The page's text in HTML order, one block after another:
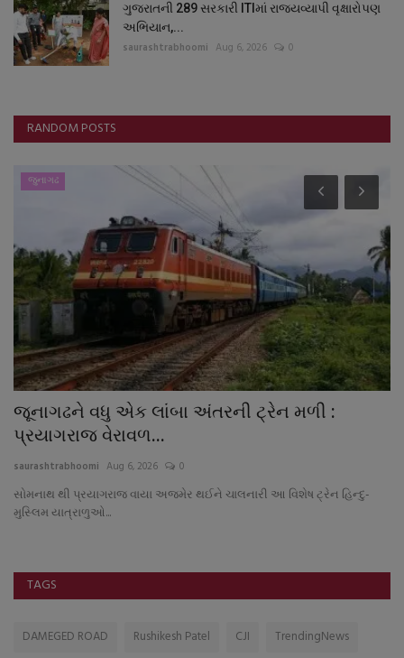
ગુજરાતની 289 સરકારી ITIમાં રાજ્યવ્યાપી વૃક્ષારોપણ
અભિયાન,...
saurashtrabhoomi Aug 6, 2026 0
RANDOM POSTS
જુનાગઢ
જૂનાગઢને વધુ એક લાંબા અંતરની ટ્રેન મળી :
પ્રયાગરાજ વેરાવળ...
saurashtrabhoomi Aug 6, 2026 0
સોમનાથ થી પ્રયાગરાજ વાયા અજમેર થઈને ચાલનારી આ વિશેષ ટ્રેન હિન્દુ-
મુસ્લિમ યાત્રાળુઓ...
TAGS
DAMEGED ROAD Rushikesh Patel CJI
TrendingNews